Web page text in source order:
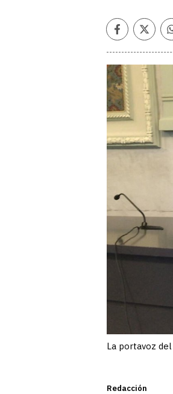
Facebook
La portavoz
Redacción